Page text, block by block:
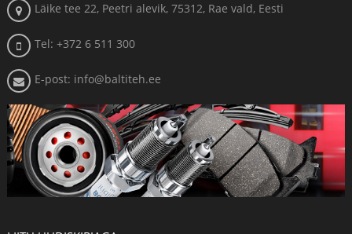
Läike tee 22, Peetri alevik, 75312, Rae vald, Eesti
Tel: +372 6 511 300
E-post: info@baltiteh.ee